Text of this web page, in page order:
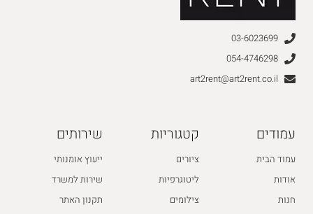
03-6023699
054-4746298
art2rent@art2rent.co.il
עמודים
עמוד הבית
אודות
חנות
קטגוריות
ציורים
ליטוגרפיות
צילומים
שירותים
ייעוץ אומנותי
שירות למשרד
תקנון האתר